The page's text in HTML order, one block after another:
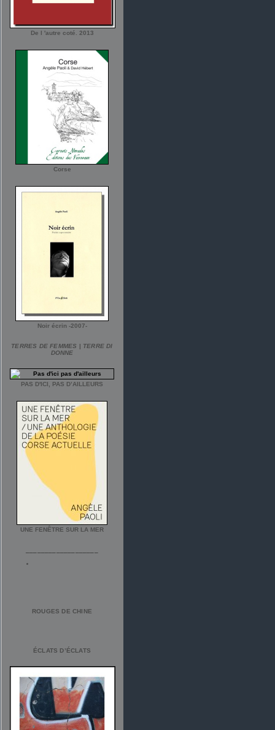
De l 'autre coté. 2013
Corse
Noir écrin -2007-
TERRES DE FEMMES | TERRE DI
DONNE
PAS D'ICI, PAS D’AILLEURS
UNE FENÊTRE SUR LA MER
ROUGES DE CHINE
ÉCLATS D’ÉCLATS